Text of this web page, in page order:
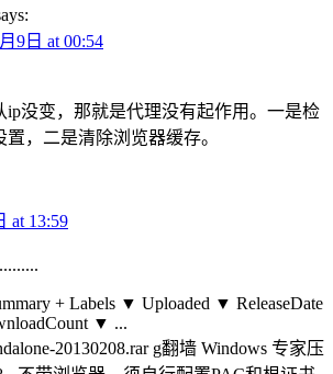
9日 at 00:54
ip没变，那就是代理没有起作用。一是检
置，二是清除浏览器缓存。
at 13:59
+ Labels ▼ Uploaded ▼ ReleaseDate
▼ ...
20130208.rar g翻墙 Windows 专家压